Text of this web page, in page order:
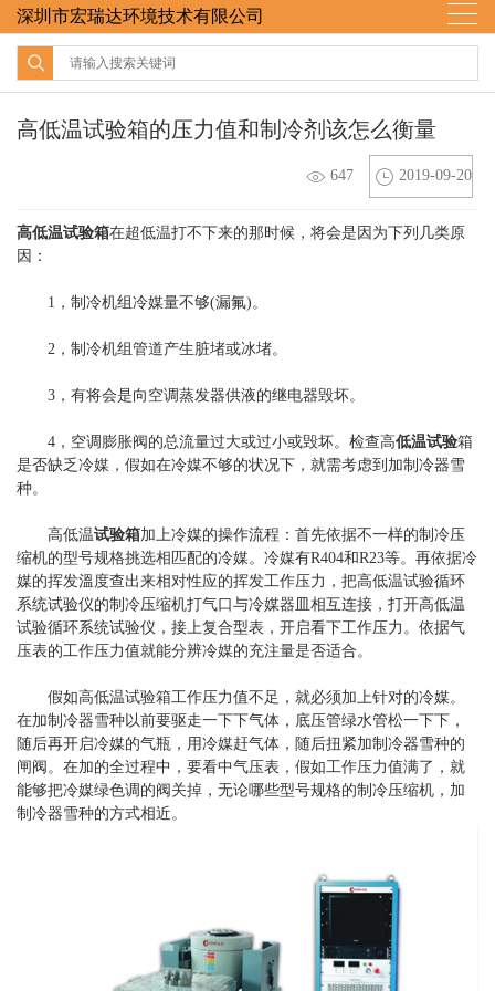
深圳市宏瑞达环境技术有限公司
高低温试验箱的压力值和制冷剂该怎么衡量
647 2019-09-20
高低温试验箱在超低温打不下来的那时候，将会是因为下列几类原
因：
1，制冷机组冷媒量不够(漏氟)。
2，制冷机组管道产生脏堵或冰堵。
3，有将会是向空调蒸发器供液的继电器毁坏。
4，空调膨胀阀的总流量过大或过小或毁坏。检查高低温试验箱
是否缺乏冷媒，假如在冷媒不够的状况下，就需考虑到加制冷器雪
种。
高低温试验箱加上冷媒的操作流程：首先依据不一样的制冷压
缩机的型号规格挑选相匹配的冷媒。冷媒有R404和R23等。再依据冷
媒的挥发溫度查出来相对性应的挥发工作压力，把高低温试验循环
系统试验仪的制冷压缩机打气口与冷媒器皿相互连接，打开高低温
试验循环系统试验仪，接上复合型表，开启看下工作压力。依据气
压表的工作压力值就能分辨冷媒的充注量是否适合。
假如高低温试验箱工作压力值不足，就必须加上针对的冷媒。
在加制冷器雪种以前要驱走一下下气体，底压管绿水管松一下下，
随后再开启冷媒的气瓶，用冷媒赶气体，随后扭紧加制冷器雪种的
闸阀。在加的全过程中，要看中气压表，假如工作压力值满了，就
能够把冷媒绿色调的阀关掉，无论哪些型号规格的制冷压缩机，加
制冷器雪种的方式相近。